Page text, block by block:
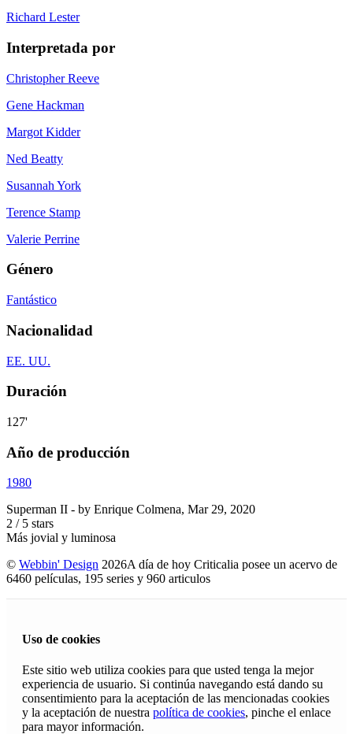
Richard Lester
Interpretada por
Christopher Reeve
Gene Hackman
Margot Kidder
Ned Beatty
Susannah York
Terence Stamp
Valerie Perrine
Género
Fantástico
Nacionalidad
EE. UU.
Duración
127'
Año de producción
1980
Superman II - by Enrique Colmena, Mar 29, 2020
2 / 5 stars
Más jovial y luminosa
© Webbin' Design 2026A día de hoy Criticalia posee un acervo de
6460 películas, 195 series y 960 articulos
Uso de cookies
Este sitio web utiliza cookies para que usted tenga la mejor
experiencia de usuario. Si continúa navegando está dando su
consentimiento para la aceptación de las mencionadas cookies
y la aceptación de nuestra política de cookies, pinche el enlace
para mayor información.